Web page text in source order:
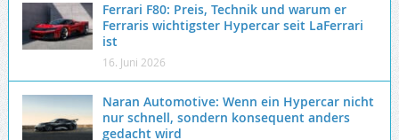
Ferrari F80: Preis, Technik und warum er
Ferraris wichtigster Hypercar seit LaFerrari
ist
16. Juni 2026
Naran Automotive: Wenn ein Hypercar nicht
nur schnell, sondern konsequent anders
gedacht wird